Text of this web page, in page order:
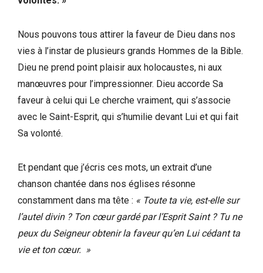
Nous pouvons tous attirer la faveur de Dieu dans nos
vies à l’instar de plusieurs grands Hommes de la Bible.
Dieu ne prend point plaisir aux holocaustes, ni aux
manœuvres pour l’impressionner. Dieu accorde Sa
faveur à celui qui Le cherche vraiment, qui s’associe
avec le Saint-Esprit, qui s’humilie devant Lui et qui fait
Sa volonté.
Et pendant que j’écris ces mots, un extrait d’une
chanson chantée dans nos églises résonne
constamment dans ma tête : « Toute ta vie, est-elle sur
l’autel divin ? Ton cœur gardé par l’Esprit Saint ? Tu ne
peux du Seigneur obtenir la faveur qu’en Lui cédant ta
vie et ton cœur. »